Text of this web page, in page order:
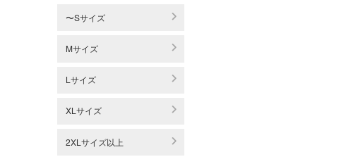
〜Sサイズ
Mサイズ
Lサイズ
XLサイズ
2XLサイズ以上